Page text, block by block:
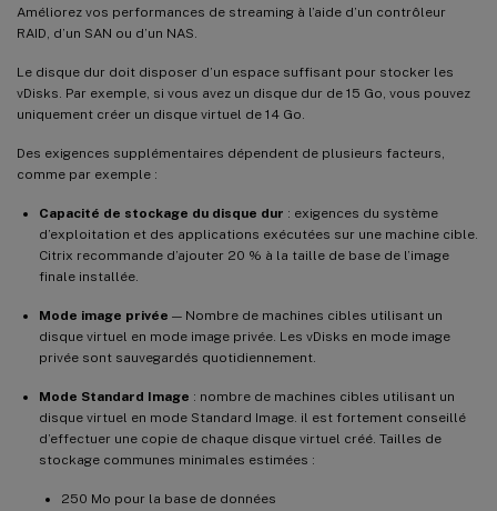
Améliorez vos performances de streaming à l’aide d’un contrôleur
RAID, d’un SAN ou d’un NAS.
Le disque dur doit disposer d’un espace suffisant pour stocker les
vDisks. Par exemple, si vous avez un disque dur de 15 Go, vous pouvez
uniquement créer un disque virtuel de 14 Go.
Des exigences supplémentaires dépendent de plusieurs facteurs,
comme par exemple :
Capacité de stockage du disque dur : exigences du système
d’exploitation et des applications exécutées sur une machine cible.
Citrix recommande d’ajouter 20 % à la taille de base de l’image
finale installée.
Mode image privée — Nombre de machines cibles utilisant un
disque virtuel en mode image privée. Les vDisks en mode image
privée sont sauvegardés quotidiennement.
Mode Standard Image : nombre de machines cibles utilisant un
disque virtuel en mode Standard Image. il est fortement conseillé
d’effectuer une copie de chaque disque virtuel créé. Tailles de
stockage communes minimales estimées :
250 Mo pour la base de données